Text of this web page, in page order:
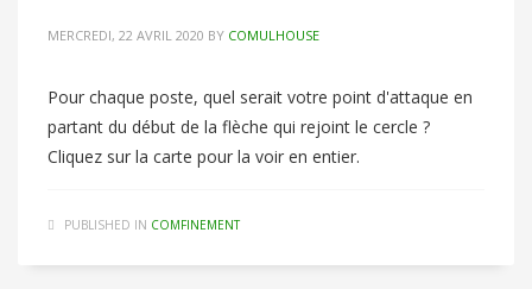
MERCREDI, 22 AVRIL 2020 BY COMULHOUSE
Pour chaque poste, quel serait votre point d'attaque en
partant du début de la flèche qui rejoint le cercle ?
Cliquez sur la carte pour la voir en entier.
PUBLISHED IN COMFINEMENT